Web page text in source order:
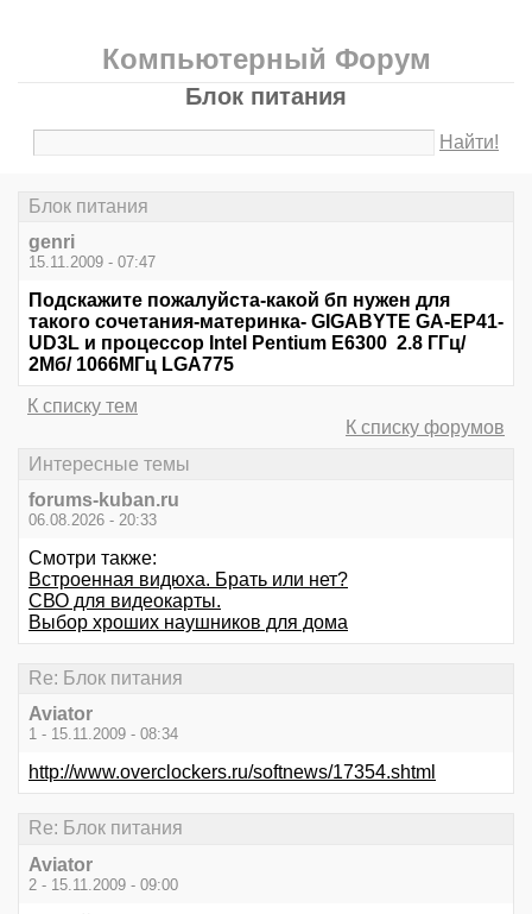
Компьютерный Форум
Блок питания
Найти!
Блок питания
genri
15.11.2009 - 07:47
Подскажите пожалуйста-какой бп нужен для
такого сочетания-материнка- GIGABYTE GA-EP41-
UD3L и процессор Intel Pentium E6300 2.8 ГГц/
2Мб/ 1066МГц LGA775
К списку тем
К списку форумов
Интересные темы
forums-kuban.ru
06.08.2026 - 20:33
Смотри также:
Встроенная видюха. Брать или нет?
СВО для видеокарты.
Выбор хроших наушников для дома
Re: Блок питания
Aviator
1 - 15.11.2009 - 08:34
http://www.overclockers.ru/softnews/17354.shtml
Re: Блок питания
Aviator
2 - 15.11.2009 - 09:00